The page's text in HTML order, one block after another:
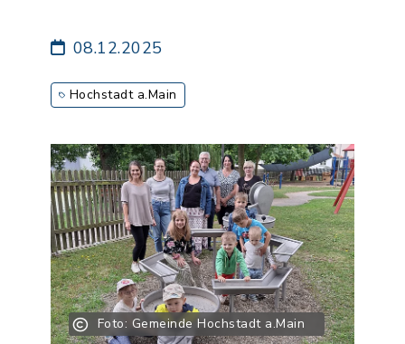
08.12.2025
Hochstadt a.Main
Foto: Gemeinde Hochstadt a.Main